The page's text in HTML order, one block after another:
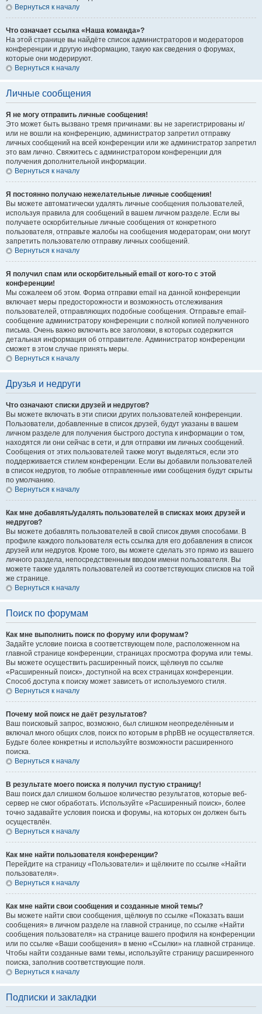
Вернуться к началу
Что означает ссылка «Наша команда»?
На этой странице вы найдёте список администраторов и модераторов
конференции и другую информацию, такую как сведения о форумах,
которые они модерируют.
Вернуться к началу
Личные сообщения
Я не могу отправить личные сообщения!
Это может быть вызвано тремя причинами: вы не зарегистрированы и/
или не вошли на конференцию, администратор запретил отправку
личных сообщений на всей конференции или же администратор запретил
это вам лично. Свяжитесь с администратором конференции для
получения дополнительной информации.
Вернуться к началу
Я постоянно получаю нежелательные личные сообщения!
Вы можете автоматически удалять личные сообщения пользователей,
используя правила для сообщений в вашем личном разделе. Если вы
получаете оскорбительные личные сообщения от конкретного
пользователя, отправьте жалобы на сообщения модераторам; они могут
запретить пользователю отправку личных сообщений.
Вернуться к началу
Я получил спам или оскорбительный email от кого-то с этой
конференции!
Мы сожалеем об этом. Форма отправки email на данной конференции
включает меры предосторожности и возможность отслеживания
пользователей, отправляющих подобные сообщения. Отправьте email-
сообщение администратору конференции с полной копией полученного
письма. Очень важно включить все заголовки, в которых содержится
детальная информация об отправителе. Администратор конференции
сможет в этом случае принять меры.
Вернуться к началу
Друзья и недруги
Что означают списки друзей и недругов?
Вы можете включать в эти списки других пользователей конференции.
Пользователи, добавленные в список друзей, будут указаны в вашем
личном разделе для получения быстрого доступа к информации о том,
находятся ли они сейчас в сети, и для отправки им личных сообщений.
Сообщения от этих пользователей также могут выделяться, если это
поддерживается стилем конференции. Если вы добавили пользователей
в список недругов, то любые отправленные ими сообщения будут скрыты
по умолчанию.
Вернуться к началу
Как мне добавлять/удалять пользователей в списках моих друзей и
недругов?
Вы можете добавлять пользователей в свой список двумя способами. В
профиле каждого пользователя есть ссылка для его добавления в список
друзей или недругов. Кроме того, вы можете сделать это прямо из вашего
личного раздела, непосредственным вводом имени пользователя. Вы
можете также удалять пользователей из соответствующих списков на той
же странице.
Вернуться к началу
Поиск по форумам
Как мне выполнить поиск по форуму или форумам?
Задайте условие поиска в соответствующем поле, расположенном на
главной странице конференции, страницах просмотра форума или темы.
Вы можете осуществить расширенный поиск, щёлкнув по ссылке
«Расширенный поиск», доступной на всех страницах конференции.
Способ доступа к поиску может зависеть от используемого стиля.
Вернуться к началу
Почему мой поиск не даёт результатов?
Ваш поисковый запрос, возможно, был слишком неопределённым и
включал много общих слов, поиск по которым в phpBB не осуществляется.
Будьте более конкретны и используйте возможности расширенного
поиска.
Вернуться к началу
В результате моего поиска я получил пустую страницу!
Ваш поиск дал слишком большое количество результатов, которые веб-
сервер не смог обработать. Используйте «Расширенный поиск», более
точно задавайте условия поиска и форумы, на которых он должен быть
осуществлён.
Вернуться к началу
Как мне найти пользователя конференции?
Перейдите на страницу «Пользователи» и щёлкните по ссылке «Найти
пользователя».
Вернуться к началу
Как мне найти свои сообщения и созданные мной темы?
Вы можете найти свои сообщения, щёлкнув по ссылке «Показать ваши
сообщения» в личном разделе на главной странице, по ссылке «Найти
сообщения пользователя» на странице вашего профиля на конференции
или по ссылке «Ваши сообщения» в меню «Ссылки» на главной странице.
Чтобы найти созданные вами темы, используйте страницу расширенного
поиска, заполнив соответствующие поля.
Вернуться к началу
Подписки и закладки